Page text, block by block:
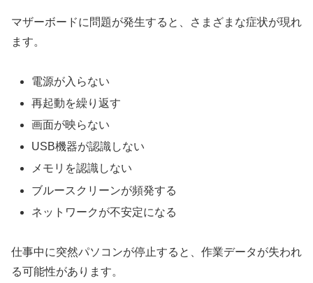
マザーボードに問題が発生すると、さまざまな症状が現れ
ます。
電源が入らない
再起動を繰り返す
画面が映らない
USB機器が認識しない
メモリを認識しない
ブルースクリーンが頻発する
ネットワークが不安定になる
仕事中に突然パソコンが停止すると、作業データが失われ
る可能性があります。